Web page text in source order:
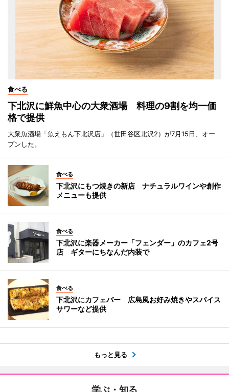
食べる
下北沢に鮮魚中心の大衆酒場 料理の9割を均一価
格で提供
大衆魚酒場「魚えもん下北沢店」（世田谷区北沢2）が7月15日、オー
プンした。
食べる
下北沢にもつ焼きの新店 ナチュラルワインや創作
メニューも提供
食べる
下北沢に楽器メーカー「フェンダー」のカフェ2号
店 ギターにちなんだ内装で
食べる
下北沢にカフェバー 広島風お好み焼きやスパイス
サワーなど提供
もっと見る
学ぶ・知る